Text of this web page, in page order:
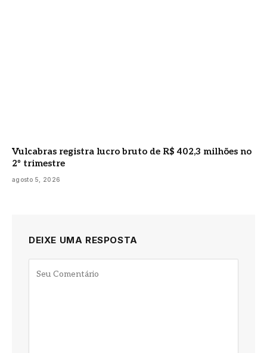
Vulcabras registra lucro bruto de R$ 402,3 milhões no
2º trimestre
agosto 5, 2026
DEIXE UMA RESPOSTA